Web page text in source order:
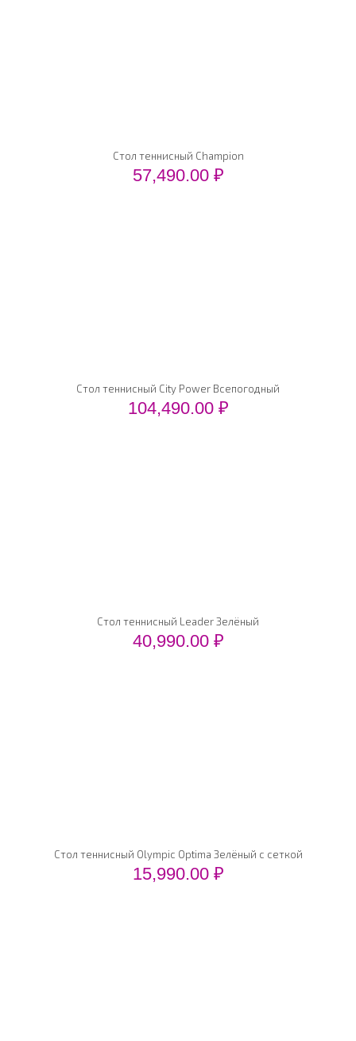
Стол теннисный Champion
57,490.00 ₽
Стол теннисный City Power Всепогодный
104,490.00 ₽
Стол теннисный Leader Зелёный
40,990.00 ₽
Стол теннисный Olympic Optima Зелёный с сеткой
15,990.00 ₽